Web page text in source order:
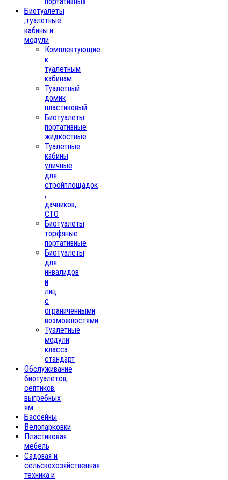
Биотуалеты
,туалетные
кабины и
модули
Комплектующие
к
туалетным
кабинам
Туалетный
домик
пластиковый
Биотуалеты
портативные
жидкостные
Туалетные
кабины
уличные
для
стройплощадок
,
дачников,
СТО
Биотуалеты
торфяные
портативные
Биотуалеты
для
инвалидов
и
лиц
с
ограниченными
возможностями
Туалетные
модули
класса
стандарт
Обслуживание
биотуалетов,
септиков,
выгребных
ям
Бассейны
Велопарковки
Пластиковая
мебель
Садовая и
сельскохозяйственная
техника и